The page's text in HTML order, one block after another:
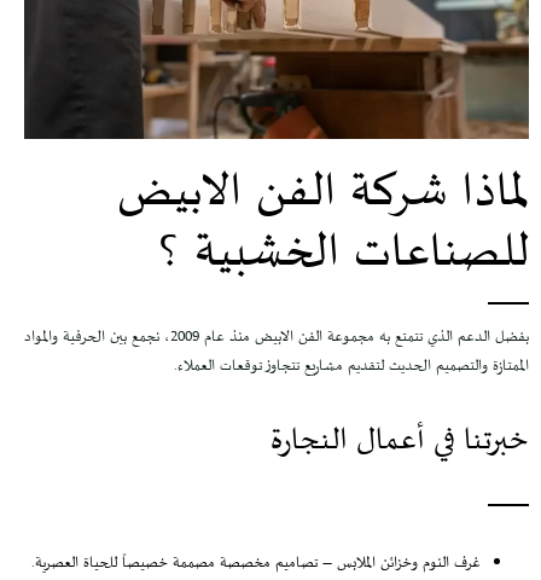
لماذا شركة الفن الابيض
للصناعات الخشبية ؟
بفضل الدعم الذي تتمتع به مجموعة الفن الابيض منذ عام 2009، نجمع بين الحرفية والمواد
الممتازة والتصميم الحديث لتقديم مشاريع تتجاوز توقعات العملاء.
خبرتنا في أعمال النجارة
غرف النوم وخزائن الملابس– تصاميم مخصصة مصممة خصيصاً للحياة العصرية.